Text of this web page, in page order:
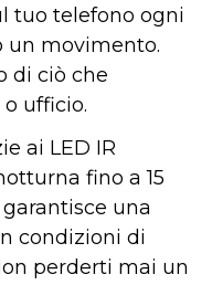
tuo telefono ogni
un movimento.
di ciò che
ufficio.
ai LED IR
fino a 15
una
condizioni di
perderti mai un